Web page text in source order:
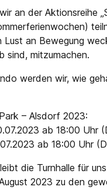
an der Aktionsreihe
Lust an Bewegung
sind, mitzumachen.
werden wir, wie
– Alsdorf 2023:
ab 18:00 Uhr
ab 18:00 Uhr
die Turnhalle für
2023 zu den